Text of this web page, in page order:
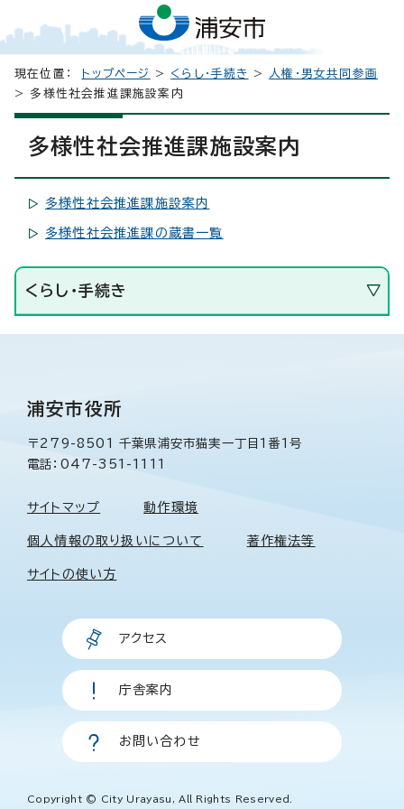
現在位置： トップページ > くらし・手続き >
人権・男女共同参画
> 多様性社会推進課施設案内
多様性社会推進課施設案内
多様性社会推進課施設案内
多様性社会推進課の蔵書一覧
くらし・手続き
浦安市役所
〒279-8501 千葉県浦安市猫実一丁目1番1号
電話：047-351-1111
サイトマップ 動作環境
個人情報の取り扱いについて 著作権法等
サイトの使い方
アクセス
庁舎案内
お問い合わせ
Copyright © City Urayasu, All Rights Reserved.